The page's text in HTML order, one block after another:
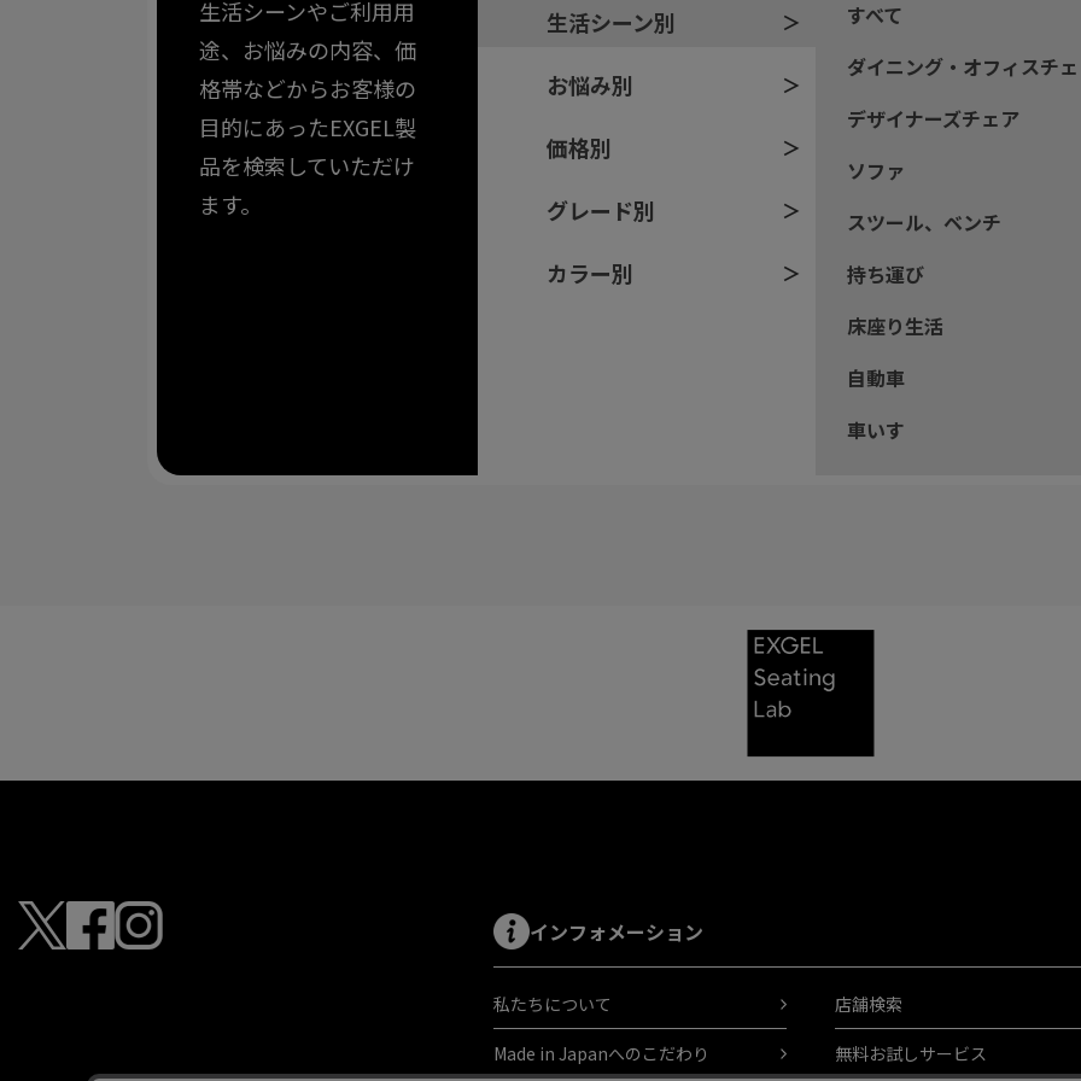
生活シーンやご利用用
途、お悩みの内容、価
格帯などからお客様の
目的にあったEXGEL製
品を検索していただけ
ます。
生活シーン別
お悩み別
価格別
グレード別
カラー別
すべて
ダイニング・オフィスチ
デザイナーズチェア
ソファ
スツール、ベンチ
持ち運び
床座り生活
自動車
車いす
インフォメーション
私たちについて
Made in Japanへのこだわり
店舗検索
無料お試しサービス